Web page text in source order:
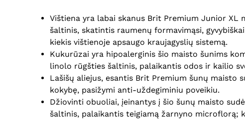
Vištiena yra labai skanus Brit Premium Junior
šaltinis, skatintis raumenų formavimąsi,
kiekis vištienoje apsaugo kraujagyslių sistemą.
Kukurūzai yra hipoalerginis šio maisto šunims
linolo rūgšties šaltinis, palaikantis odos ir kailio
Lašišų aliejus, esantis Brit Premium šunų
kokybę, pasižymi anti-uždegiminiu poveikiu.
Džiovinti obuoliai, įeinantys į šio šunų maisto
šaltinis, palaikantis teigiamą žarnyno microflorą;